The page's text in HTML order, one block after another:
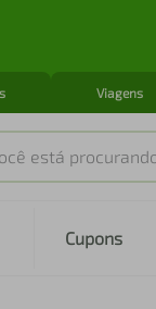
Viagens
está procurando?
Cupons